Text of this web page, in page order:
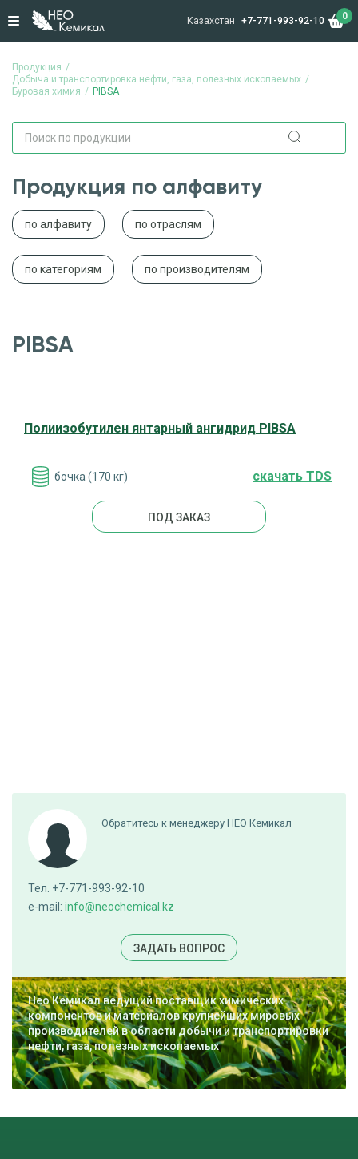
Казахстан +7-771-993-92-10 0
Продукция
Добыча и транспортировка нефти, газа, полезных ископаемых
Буровая химия
PIBSA
Продукция по алфавиту
по алфавиту по отраслям
по категориям по производителям
PIBSA
Полиизобутилен янтарный ангидрид PIBSA
бочка (170 кг) cкачать TDS
ПОД ЗАКАЗ
Обратитесь к менеджеру НЕО Кемикал
Тел. +7-771-993-92-10
e-mail: info@neochemical.kz
ЗАДАТЬ ВОПРОС
Нео Кемикал ведущий поставщик химических
компонентов и материалов крупнейших мировых
производителей в области добычи и транспортировки
нефти, газа, полезных ископаемых